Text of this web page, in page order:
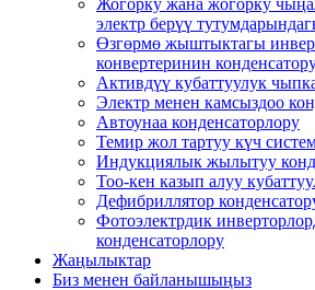
Жогорку жана жогорку
электр берүү
Өзгөрмө жыштыктагы
конвертеринин
Активдүү кубаттуулук
Электр менен камсыздоо
Автоунаа конденсаторлору
Темир жол тартуу күч
Индукциялык жылытуу
Тоо-кен казып алуу
Дефибриллятор
Фотоэлектрдик
конденсаторлору
Жаңылыктар
Биз менен байланышыңыз